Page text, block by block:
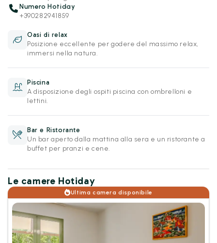
Numero Hotiday
+390282941859
Oasi di relax
Posizione eccellente per godere del massimo relax,
immersi nella natura.
Piscina
A disposizione degli ospiti piscina con ombrelloni e
lettini.
Bar e Ristorante
Un bar aperto dalla mattina alla sera e un ristorante a
buffet per pranzi e cene.
Le camere Hotiday
Ultima camera disponibile